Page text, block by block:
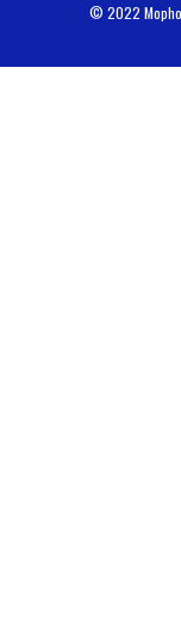
© 2022